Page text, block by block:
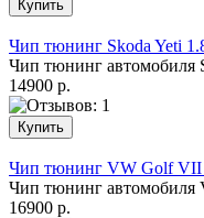
Чип тюнинг Skoda Yeti
Чип тюнинг автомобиля
14900 р.
Чип тюнинг VW Golf VII
Чип тюнинг автомобиля
16900 р.